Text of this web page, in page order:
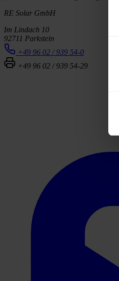
RE Solar GmbH
Im Lindach 10
92711 Parkstein
+49 96 02 / 939 54-0
+49 96 02 / 939 54-29